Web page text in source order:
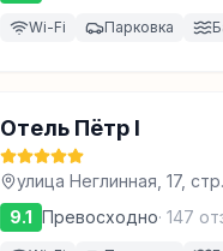
Wi-Fi Парковка
Отель Пётр I
улица Неглинная, 17,
9.1 Превосходно· 147